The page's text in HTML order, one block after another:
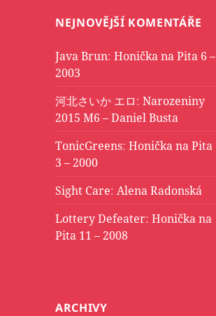
NEJNOVĚJŠÍ KOMENTÁŘE
Java Brun:Honička na Pita 6 –
2003
河北さいか エロ:Narozeniny
2015 M6 – Daniel Busta
TonicGreens:Honička na Pita
3 – 2000
Sight Care:Alena Radonská
Lottery Defeater:Honička na
Pita 11 – 2008
ARCHIVY